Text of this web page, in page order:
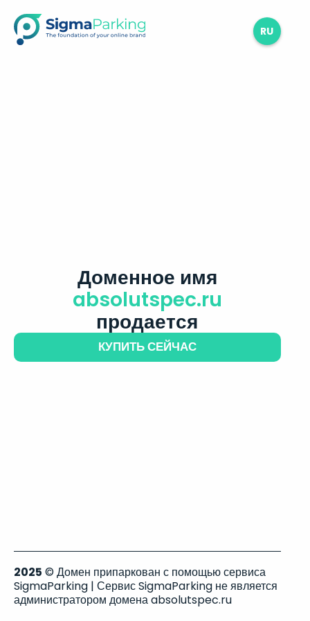
RU
Доменное имя
absolutspec.ru
продается
КУПИТЬ СЕЙЧАС
2025 © Домен припаркован с помощью сервиса
SigmaParking | Сервис SigmaParking не является
администратором домена absolutspec.ru